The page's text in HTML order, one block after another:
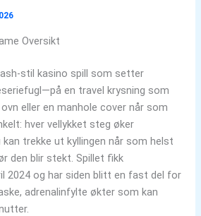
Oversikt
kasino spill som setter
en travel krysning som
eller en manhole cover når som
hver vellykket steg øker
trekke ut kyllingen når som helst
den blir stekt. Spillet fikk
2024 og har siden blitt en fast del for
adrenalinfylte økter som kan